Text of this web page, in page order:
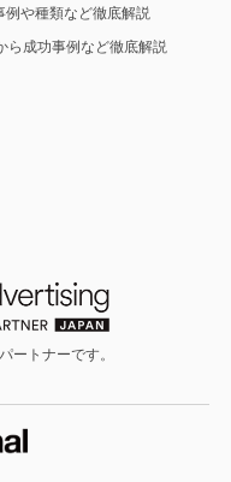
や種類など徹底解説
ら成功事例など徹底解説
ートナーです。